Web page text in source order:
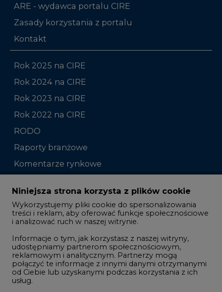
ARE - wydawca portalu CIRE
Zasady korzystania z portalu
Kontakt
Rok 2025 na CIRE
Rok 2024 na CIRE
Rok 2023 na CIRE
Rok 2022 na CIRE
RODO
Raporty branżowe
Komentarze rynkowe
Zmiany kadrowe na rynku
Studio CIRE
Rozmowy o energetyce
Gospodarka
Geopolityka
LTE450
Niniejsza strona korzysta z plików cookie
Wykorzystujemy pliki cookie do spersonalizowania
treści i reklam, aby oferować funkcje społecznościowe
i analizować ruch w naszej witrynie.
Informacje o tym, jak korzystasz z naszej witryny,
udostępniamy partnerom społecznościowym,
reklamowym i analitycznym. Partnerzy mogą
połączyć te informacje z innymi danymi otrzymanymi
od Ciebie lub uzyskanymi podczas korzystania z ich
usług.